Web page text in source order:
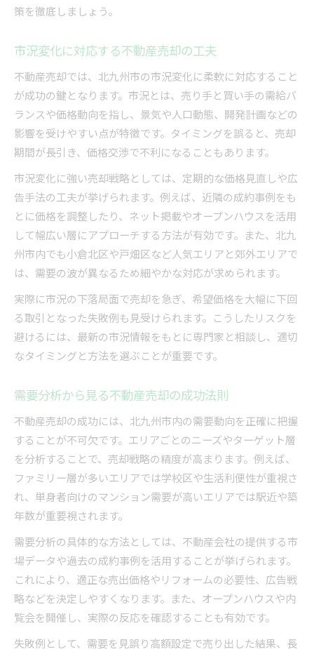
策を徹底しましょう。
市況変化に対応する不動産売却の工夫
不動産売却では、北九州市の市況変化に柔軟に対応すること
が成功の鍵となります。市況とは、売り手と買い手の需給バ
ランスや価格動向を指し、景気や人口動態、開発計画などの
影響を受けやすい点が特徴です。タイミングを誤ると、売却
期間が長引き、価格交渉で不利になることもあります。
市況変化に強い売却戦略としては、定期的な価格見直しや広
告手法の工夫が挙げられます。例えば、近隣の成約事例をも
とに価格を調整したり、ネット掲載やオープンハウスを活用
して幅広い層にアプローチする方法が有効です。また、北九
州市内でも小倉北区や戸畑区など人気エリアと郊外エリアで
は、需要の波が異なるため細やかな対応が求められます。
実際に市況の下落局面で売却を急ぎ、希望価格を大幅に下回
る取引となった失敗例も見受けられます。こうしたリスクを
避けるには、最新の市況情報をもとに専門家と相談し、適切
なタイミングと方法を選ぶことが重要です。
需要分析から見る不動産売却の成功法則
不動産売却の成功には、北九州市内の需要動向を正確に把握
することが不可欠です。エリアごとのニーズやターゲット層
を分析することで、売却戦略の精度が高まります。例えば、
ファミリー層が多いエリアでは学校区や生活利便性が重視さ
れ、単身者向けのマンション需要が高いエリアでは駅近や築
年数が重要視されます。
需要分析の具体的な方法としては、不動産会社の提供する市
場データや過去の成約事例を活用することが挙げられます。
これにより、適正な売出価格やリフォームの必要性、広告戦
略などを決定しやすくなります。また、オープンハウスや内
覧会を開催し、実際の反応を確認することも有効です。
失敗例として、需要を見誤り高額設定で売り出した結果、長